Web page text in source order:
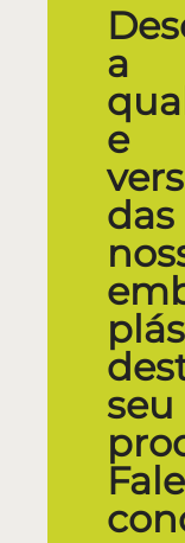
a
e
das
seu
Fale